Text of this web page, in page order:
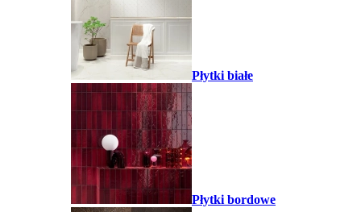
Płytki białe
Płytki bordowe